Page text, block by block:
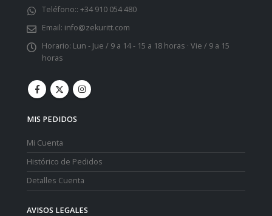
Teléfono:: +34 910 054 480
Email: info@zekuritt.com
Horario: Lun - Jue / 9 a 14 - 15 a 18 horas · Vie / 9 a 15
horas
MIS PEDIDOS
Mi Cuenta
Histórico de Pedidos
Detalles Cuenta
AVISOS LEGALES